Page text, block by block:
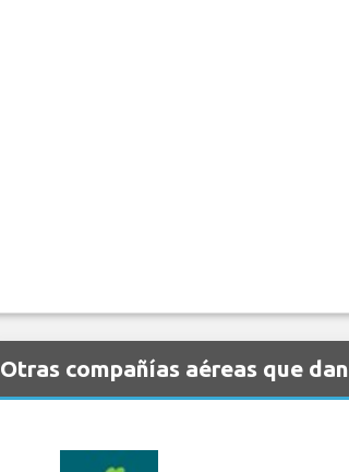
Otras compañías aéreas que